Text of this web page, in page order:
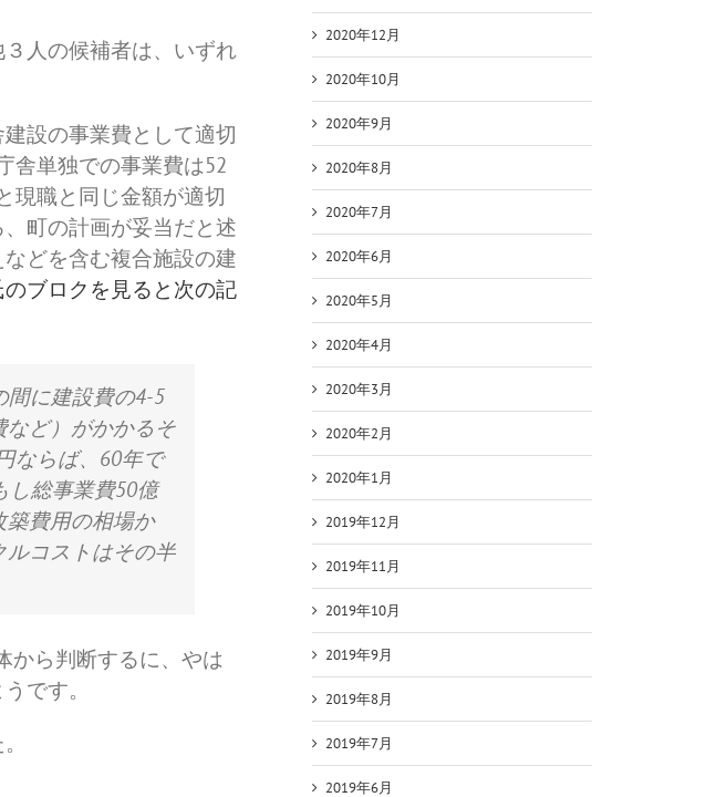
人の候補者は、いずれ
設の事業費として適切
舎単独での事業費は52
現職と同じ金額が適切
町の計画が妥当だと述
どを含む複合施設の建
のブロクを見ると次の記
間に建設費の4-5
ど）がかかるそ
ならば、60年で
し総事業費50億
築費用の相場か
ルコストはその半
から判断するに、やは
です。
2020年12月
2020年10月
2020年9月
2020年8月
2020年7月
2020年6月
2020年5月
2020年4月
2020年3月
2020年2月
2020年1月
2019年12月
2019年11月
2019年10月
2019年9月
2019年8月
2019年7月
2019年6月